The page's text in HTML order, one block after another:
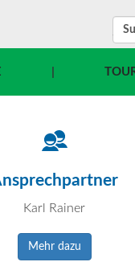
Karl Rainer
Mehr dazu